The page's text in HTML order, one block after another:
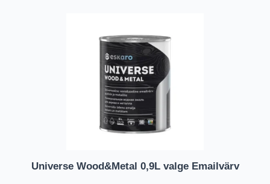
Universe Wood&Metal 0,9L valge Emailvärv